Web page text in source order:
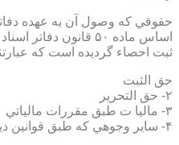
حقوقي كه وصول آن به عهده
ثبت احصاء گرديده است كه
حق الثبت
۲- حق التحرير
۳- ماليا ت طبق مقررات مالياتي
۴- ساير وجوهي كه طبق قوانين ديگر محول شده باشد